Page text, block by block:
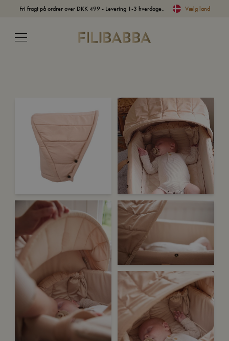
Fri fragt på ordrer over DKK 499 - Levering 1-3 hverdage.. Vælg land